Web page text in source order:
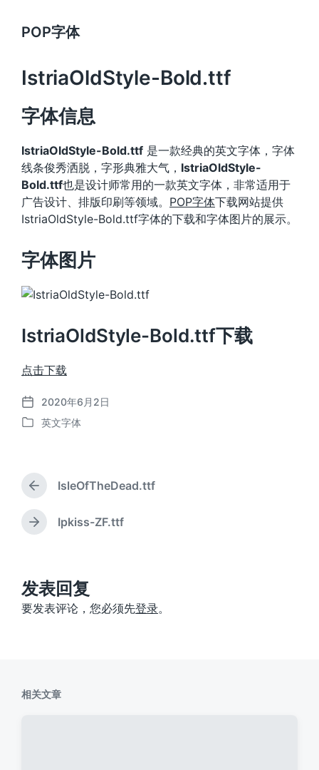
POP字体
IstriaOldStyle-Bold.ttf
字体信息
IstriaOldStyle-Bold.ttf 是一款经典的英文字体，字体
线条俊秀洒脱，字形典雅大气， IstriaOldStyle-
Bold.ttf也是设计师常用的一款英文字体，非常适用于
广告设计、排版印刷等领域。 POP字体下载网站提供
IstriaOldStyle-Bold.ttf字体的下载和字体图片的展示。
字体图片
IstriaOldStyle-Bold.ttf下载
点击下载
发
布
2020年6月2日
发
英文字体
上
篇
文
章
IsleOfTheDead.ttf
下
：
Ipkiss-ZF.ttf
发表回复
要发表评论，您必须先登录。
相关文章